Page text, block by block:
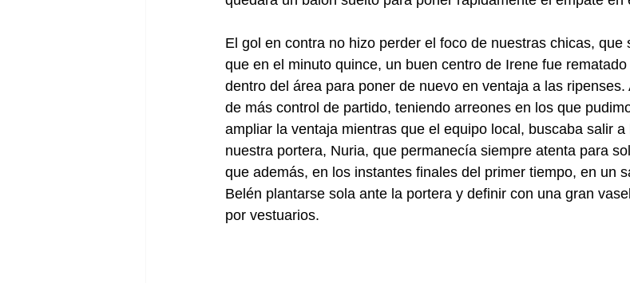
El gol en contra no hizo perder el foco de nuestras chicas, que
que en el minuto quince, un buen centro de Irene fue
dentro del área para poner de nuevo en ventaja a las
de más control de partido, teniendo arreones en los que
ampliar la ventaja mientras que el equipo local, buscaba salir
nuestra portera, Nuria, que permanecía siempre atenta para
que además, en los instantes finales del primer tiempo, en un
Belén plantarse sola ante la portera y definir con una gran
por vestuarios.